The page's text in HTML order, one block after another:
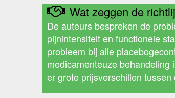
Wat zeggen de
De auteurs bespreken de
pijnintensiteit en functionele
probleem bij alle
medicamenteuze
er grote prijsverschillen tussen